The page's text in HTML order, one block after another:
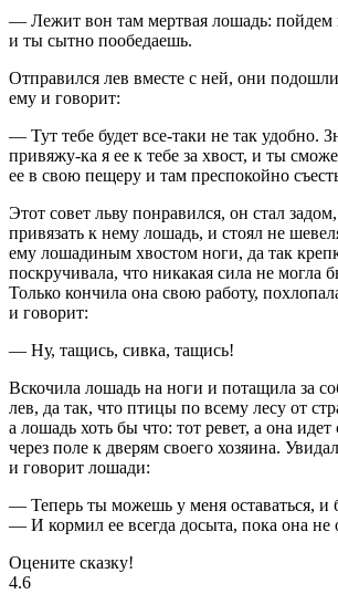
— Лежит вон там мертвая лошадь: пойдем
и ты сытно пообедаешь.
Отправился лев вместе с ней, они
ему и говорит:
— Тут тебе будет все-таки не так удобно.
привяжу-ка я ее к тебе за хвост, и ты
ее в свою пещеру и там преспокойно
Этот совет льву понравился, он стал
привязать к нему лошадь, и стоял не
ему лошадиным хвостом ноги, да так
поскручивала, что никакая сила не могла
Только кончила она свою работу,
и говорит:
— Ну, тащись, сивка, тащись!
Вскочила лошадь на ноги и потащила за
лев, да так, что птицы по всему лесу от
а лошадь хоть бы что: тот ревет, а она
через поле к дверям своего хозяина.
и говорит лошади:
— Теперь ты можешь у меня оставаться, и
— И кормил ее всегда досыта, пока она не
Оцените сказку!
4.6